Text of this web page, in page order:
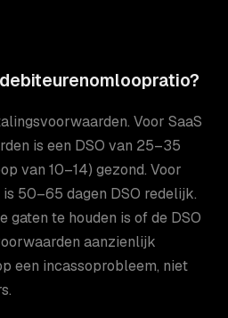
Voor SaaS
is een DSO van 25–35
van 10–14) gezond. Voor
50–65 dagen DSO redelijk.
gaten te houden is of de DSO
aanzienlijk
een incassoprobleem, niet